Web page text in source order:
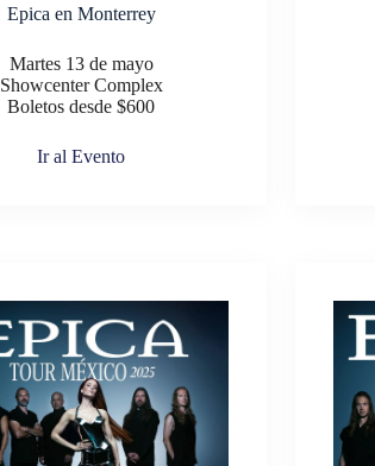
Epica en Monterrey
Martes 13 de mayo
Showcenter Complex
Boletos desde $600
Ir al Evento